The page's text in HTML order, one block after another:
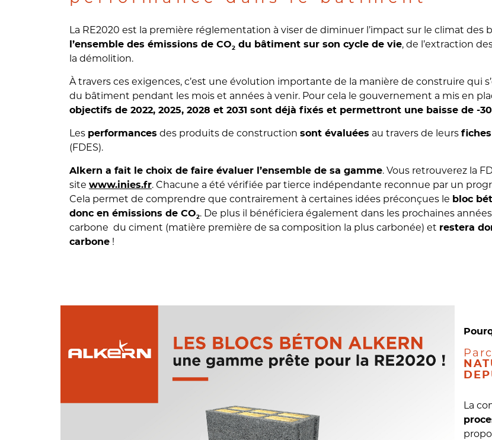
La RE2020 est la première réglementation à viser de diminuer l’impact sur le climat
l’ensemble des émissions de CO2 du bâtiment sur son cycle de vie, de l’extraction
la démolition.
À travers ces exigences, c’est une évolution importante de la manière de construire qui
du bâtiment pendant les mois et années à venir. Pour cela le gouvernement a mis en
objectifs de 2022, 2025, 2028 et 2031 sont déjà fixés et permettront une baisse de -
Les performances des produits de construction sont évaluées au travers de leurs
(FDES).
Alkern a fait le choix de faire évaluer l’ensemble de sa gamme. Vous retrouverez la
site www.inies.fr. Chacune a été vérifiée par tierce indépendante reconnue par un
Cela permet de comprendre que contrairement à certaines idées préconçues le bloc
donc en émissions de CO2. De plus il bénéficiera également dans les prochaines
carbone du ciment (matière première de sa composition la plus carbonée) et restera
carbone !
La